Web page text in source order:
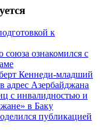
к
союза ознакомился с
Кеннеди-младший
адрес Азербайджана
с инвалидностью и
в Баку
публикацией